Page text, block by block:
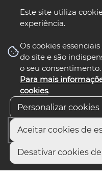
Este site utiliza
experiência.
Os cookies
do site e são
o seu
Para mais
cookies.
Personalizar cookies
Aceitar cookies de
Desativar cookies
nos
Início
Alteração às datas das